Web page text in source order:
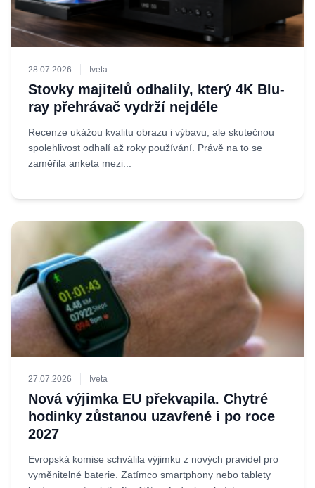
28.07.2026 Iveta
Stovky majitelů odhalily, který 4K Blu-
ray přehrávač vydrží nejdéle
Recenze ukážou kvalitu obrazu i výbavu, ale skutečnou
spolehlivost odhalí až roky používání. Právě na to se
zaměřila anketa mezi...
27.07.2026 Iveta
Nová výjimka EU překvapila. Chytré
hodinky zůstanou uzavřené i po roce
2027
Evropská komise schválila výjimku z nových pravidel pro
vyměnitelné baterie. Zatímco smartphony nebo tablety